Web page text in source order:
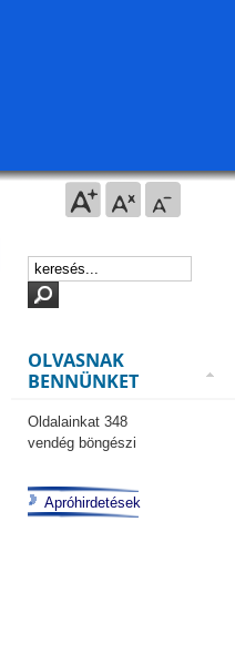
OLVASNAK
BENNÜNKET
Oldalainkat 348
vendég böngészi
Apróhirdetések